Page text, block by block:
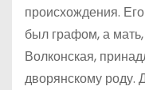
происхождения.
был графом, а
Волконская,
дворянскому роду.